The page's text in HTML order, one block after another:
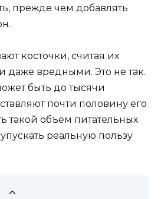
прежде чем добавлять
косточки, считая их
даже вредными. Это не так.
быть до тысячи
почти половину его
такой объём питательных
реальную пользу